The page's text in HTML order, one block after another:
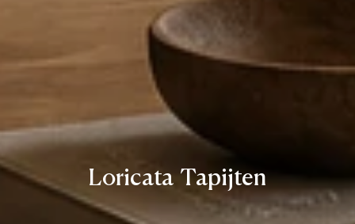
Loricata Tapijten